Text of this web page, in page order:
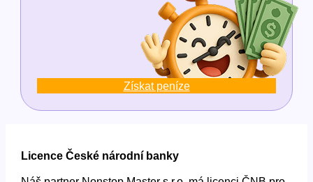
Získat peníze
Licence České národní banky